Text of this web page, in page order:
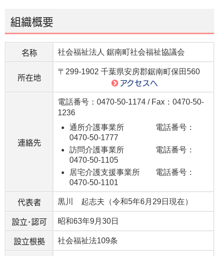
組織概要
名称 社会福祉法人 鋸南町社会福祉協議会
所在地 〒299-1902 千葉県安房郡鋸南町保田560
アクセスへ
連絡先
電話番号：0470-50-1174 / Fax：0470-50-
1236
通所介護事業所 電話番号：
0470-50-1777
訪問介護事業所 電話番号：
0470-50-1105
居宅介護支援事業所 電話番号：
0470-50-1101
代表者 黒川 起志夫（令和5年6月29日現在）
設立･認可 昭和63年9月30日
設立根拠 社会福祉法109条